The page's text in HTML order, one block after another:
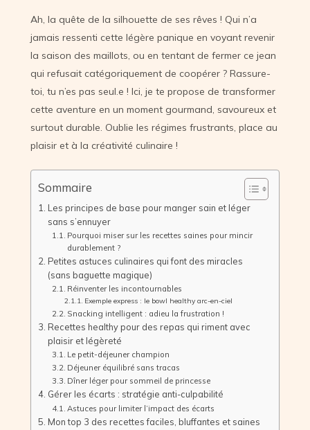
Ah, la quête de la silhouette de ses rêves ! Qui n’a
jamais ressenti cette légère panique en voyant revenir
la saison des maillots, ou en tentant de fermer ce jean
qui refusait catégoriquement de coopérer ? Rassure-
toi, tu n’es pas seul.e ! Ici, je te propose de transformer
cette aventure en un moment gourmand, savoureux et
surtout durable. Oublie les régimes frustrants, place au
plaisir et à la créativité culinaire !
Sommaire
Les principes de base pour manger sain et léger
sans s’ennuyer
Pourquoi miser sur les recettes saines pour mincir
durablement ?
Petites astuces culinaires qui font des miracles
(sans baguette magique)
Réinventer les incontournables
Exemple express : le bowl healthy arc-en-ciel
Snacking intelligent : adieu la frustration !
Recettes healthy pour des repas qui riment avec
plaisir et légèreté
Le petit-déjeuner champion
Déjeuner équilibré sans tracas
Dîner léger pour sommeil de princesse
Gérer les écarts : stratégie anti-culpabilité
Astuces pour limiter l’impact des écarts
Mon top 3 des recettes faciles, bluffantes et saines